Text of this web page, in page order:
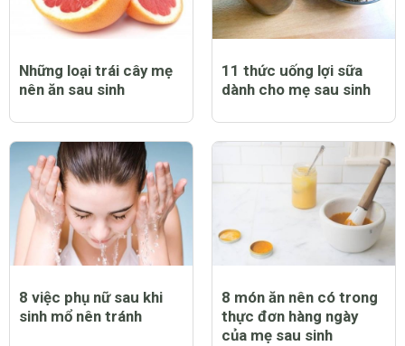
Những loại trái cây mẹ
nên ăn sau sinh
11 thức uống lợi sữa
dành cho mẹ sau sinh
8 việc phụ nữ sau khi
sinh mổ nên tránh
8 món ăn nên có trong
thực đơn hàng ngày
của mẹ sau sinh